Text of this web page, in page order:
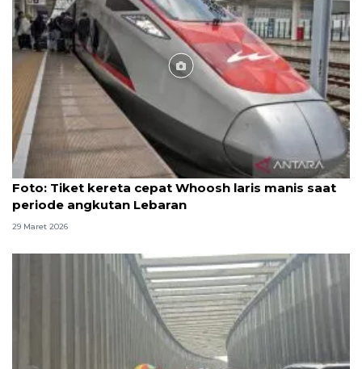
Foto
Foto: Tiket kereta cepat Whoosh laris manis saat
periode angkutan Lebaran
29 Maret 2026